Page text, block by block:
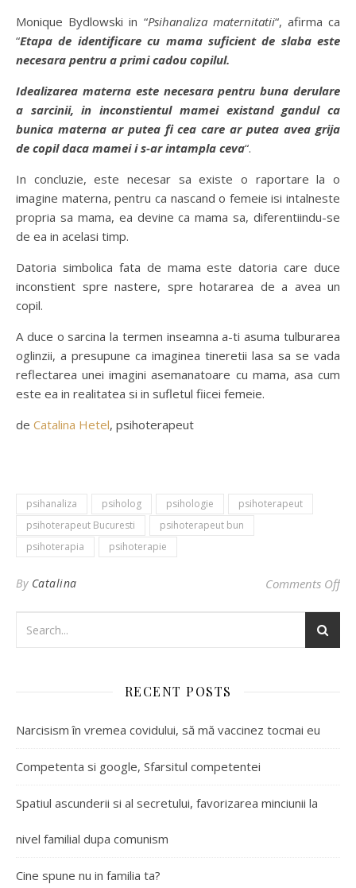
Monique Bydlowski in “Psihanaliza maternitatii“, afirma ca
“Etapa de identificare cu mama suficient de slaba este
necesara pentru a primi cadou copilul.
Idealizarea materna este necesara pentru buna derulare
a sarcinii, in inconstientul mamei existand gandul ca
bunica materna ar putea fi cea care ar putea avea grija
de copil daca mamei i s-ar intampla ceva“.
In concluzie, este necesar sa existe o raportare la o
imagine materna, pentru ca nascand o femeie isi intalneste
propria sa mama, ea devine ca mama sa, diferentiindu-se
de ea in acelasi timp.
Datoria simbolica fata de mama este datoria care duce
inconstient spre nastere, spre hotararea de a avea un
copil.
A duce o sarcina la termen inseamna a-ti asuma tulburarea
oglinzii, a presupune ca imaginea tineretii lasa sa se vada
reflectarea unei imagini asemanatoare cu mama, asa cum
este ea in realitatea si in sufletul fiicei femeie.
de Catalina Hetel, psihoterapeut
psihanaliza psiholog psihologie
psihoterapeut
psihoterapeut Bucuresti
psihoterapeut bun
psihoterapia
psihoterapie
By Catalina Comments Off
RECENT POSTS
Narcisism în vremea covidului, să mă vaccinez tocmai eu
Competenta si google, Sfarsitul competentei
Spatiul ascunderii si al secretului, favorizarea minciunii la
nivel familial dupa comunism
Cine spune nu in familia ta?